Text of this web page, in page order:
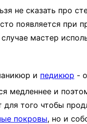
не сказать про
появляется при
мастер
и педикюр -
медленнее и
того чтобы
покровы, но и